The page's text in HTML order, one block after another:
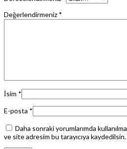
Değerlendirmeniz *
İsim *
E-posta *
Daha sonraki yorumlarımda
ve site adresim bu tarayıcıya kaydedilsin.